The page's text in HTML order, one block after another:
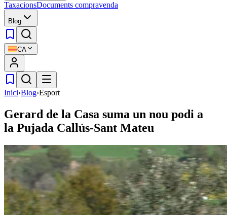
TaxacionsDocuments compravenda
Blog
CA
Inici›Blog›Esport
Gerard de la Casa suma un nou podi a
la Pujada Callús-Sant Mateu